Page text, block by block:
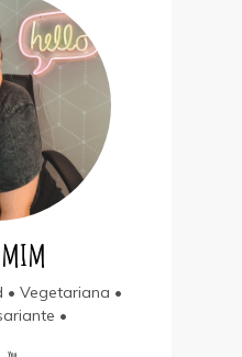
• Vegetariana •
•